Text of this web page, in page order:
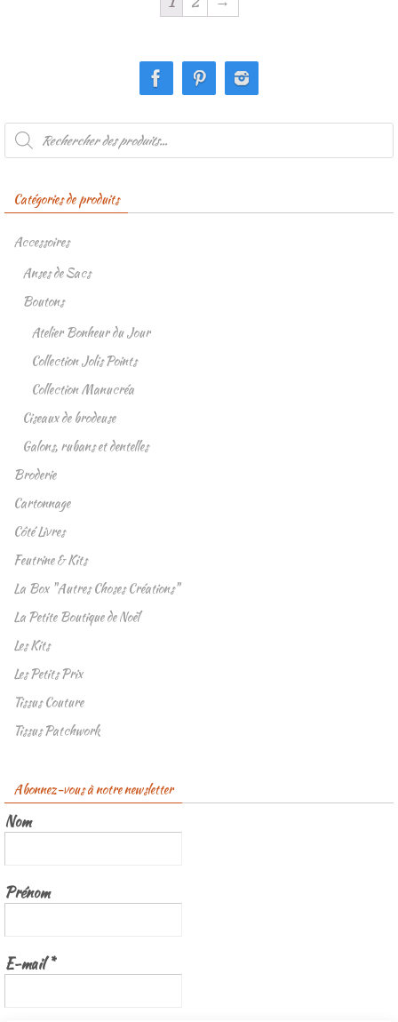
Recherche
produits
Catégories de produits
Accessoires
Anses de Sacs
Boutons
Atelier Bonheur du Jour
Collection Jolis Points
Collection Manucréa
Ciseaux de brodeuse
Galons, rubans et dentelles
Broderie
Cartonnage
Côté Livres
Feutrine & Kits
La Box "Autres Choses Créations"
La Petite Boutique de Noël
Les Kits
Les Petits Prix
Tissus Couture
Tissus Patchwork
Abonnez-vous à notre newsletter
Nom
Prénom
E-mail*